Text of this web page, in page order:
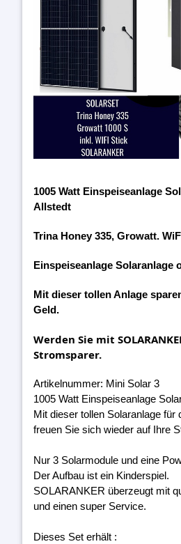
1005 Watt Einspeiseanlage
Allstedt
Trina Honey 335, Growatt.
Einspeiseanlage Solaranlage
Mit dieser tollen Anlage
Geld.
Werden Sie mit
Stromsparer.
Artikelnummer: Mini Solar 3
1005 Watt Einspeiseanlage
Mit dieser tollen Solaranlage für
freuen Sie sich wieder auf Ihre
Nur 3 Solarmodule und eine
Der Aufbau ist ein Kinderspiel.
SOLARANKER überzeugt mit
und einen super Service.
Dieses Set erhält :